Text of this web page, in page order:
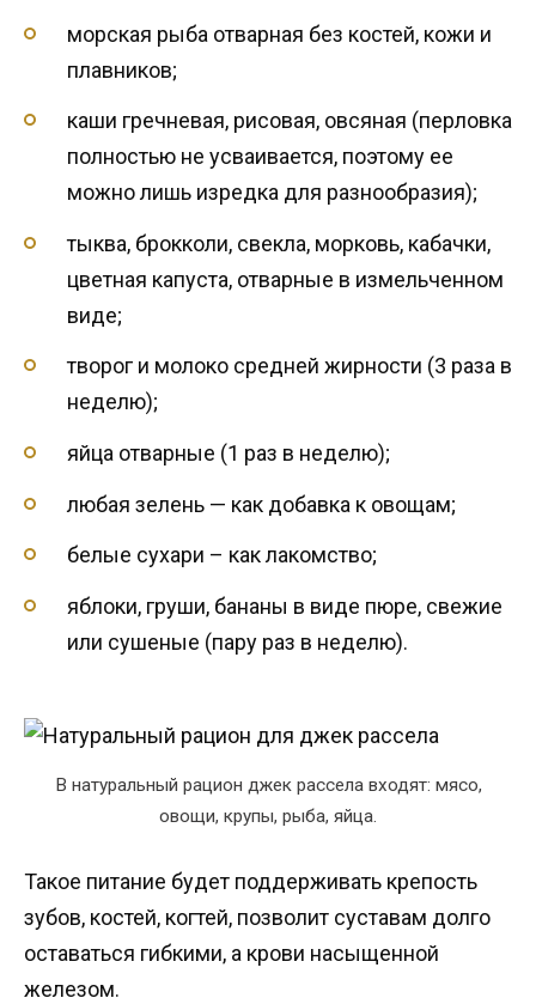
морская рыба отварная без костей, кожи и
плавников;
каши гречневая, рисовая, овсяная (перловка
полностью не усваивается, поэтому ее
можно лишь изредка для разнообразия);
тыква, брокколи, свекла, морковь, кабачки,
цветная капуста, отварные в измельченном
виде;
творог и молоко средней жирности (3 раза в
неделю);
яйца отварные (1 раз в неделю);
любая зелень — как добавка к овощам;
белые сухари – как лакомство;
яблоки, груши, бананы в виде пюре, свежие
или сушеные (пару раз в неделю).
В натуральный рацион джек рассела входят: мясо,
овощи, крупы, рыба, яйца.
Такое питание будет поддерживать крепость
зубов, костей, когтей, позволит суставам долго
оставаться гибкими, а крови насыщенной
железом.